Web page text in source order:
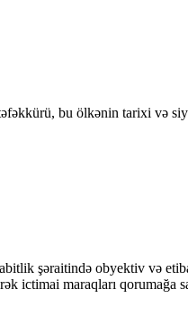
bu ölkənin tarixi və
şəraitində obyektiv və
ictimai maraqları qorumağa